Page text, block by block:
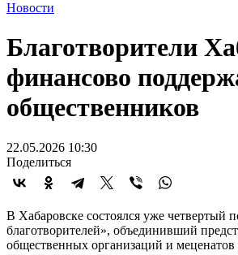
Новости
Благотворители
финансово
общественников
22.05.2026 10:30
Поделиться
В Хабаровске состоялся уже четвертый
благотворителей», объединивший
общественных организаций и